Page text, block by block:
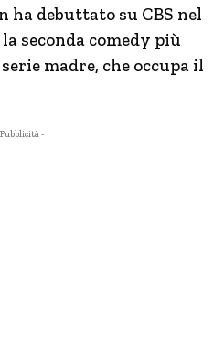
ha debuttato su CBS nel
seconda comedy più
madre, che occupa il
-